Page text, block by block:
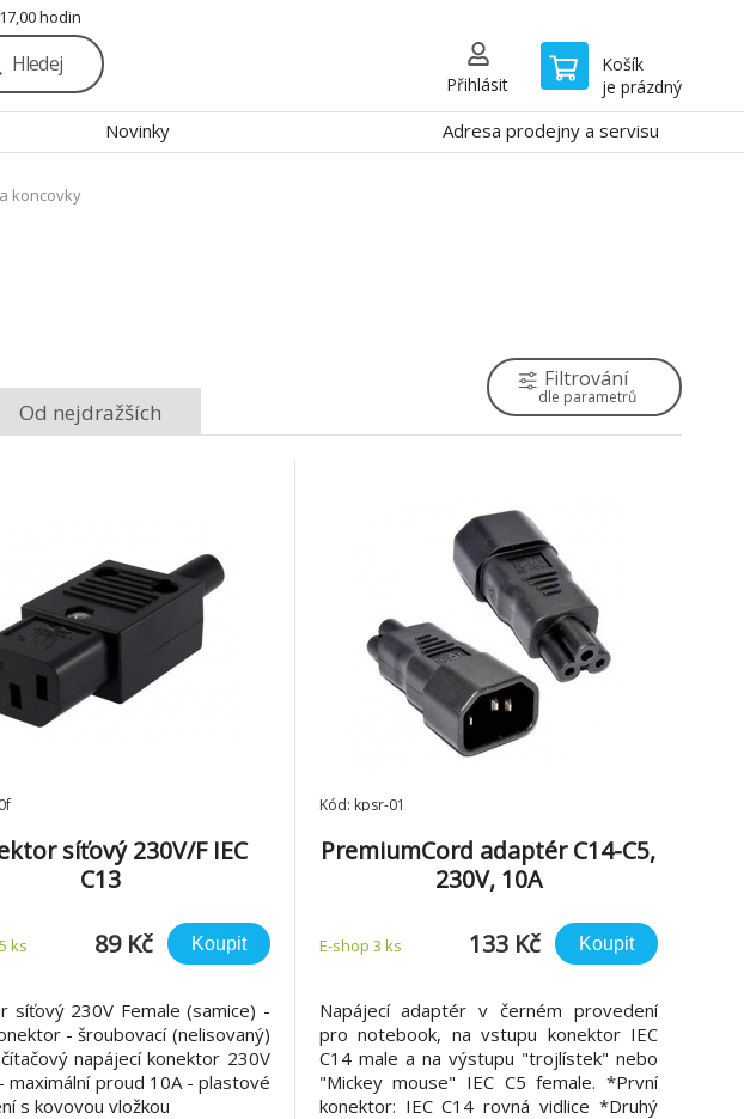
hodin
Hledej
Přihlásit
Košík
je prázdný
Novinky Adresa prodejny a servisu
koncovky
Od nejdražších
Filtrování
dle parametrů
síťový 230V/F IEC
C13
ks 89 Kč Koupit
síťový 230V Female (samice) -
- šroubovací (nelisovaný)
napájecí konektor 230V
maximální proud 10A - plastové
s kovovou vložkou
Kód: kpsr-01
PremiumCord adaptér C14-C5,
230V, 10A
E-shop 3 ks 133 Kč Koupit
Napájecí adaptér v černém provedení
pro notebook, na vstupu konektor IEC
C14 male a na výstupu "trojlístek" nebo
"Mickey mouse" IEC C5 female. *První
konektor: IEC C14 rovná vidlice *Druhý